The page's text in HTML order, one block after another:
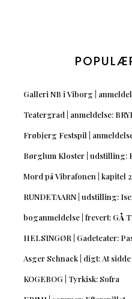
Galleri NB i Viborg |
Teatergrad | anmeldelse:
Frøbjerg Festspil |
Børglum Kloster | udstilling:
Mord på Vibrafonen | kapitel
RUNDETAARN | udstilling:
boganmeldelse | frevert: GÅ
HELSINGØR | Gadeteater:
Asger Schnack | digt: At
KOGEBOG | Tyrkisk: Sofra